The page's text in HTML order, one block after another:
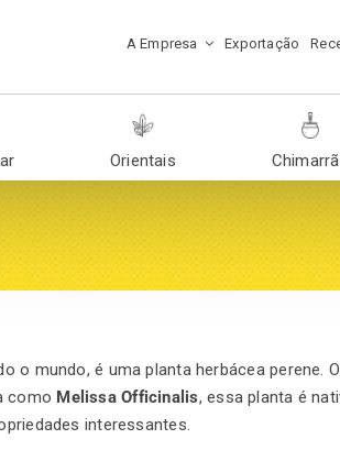
A Empresa Exportação
Orientais
o mundo, é uma planta herbácea perene.
como Melissa Officinalis, essa planta é
interessantes.